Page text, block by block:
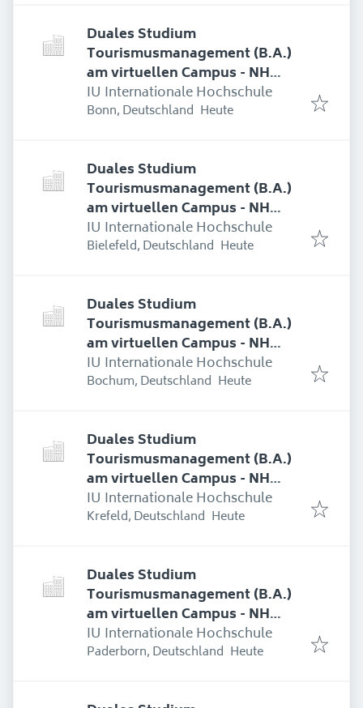
Duales Studium
Tourismusmanagement (B.A.)
am virtuellen Campus - NH
Hotel Bingen
IU Internationale Hochschule
Bonn, Deutschland Erschienen
Heute
Duales Studium
Tourismusmanagement (B.A.)
am virtuellen Campus - NH
Hotel Bingen
IU Internationale Hochschule
Bielefeld, Deutschland Erschienen
Heute
Duales Studium
Tourismusmanagement (B.A.)
am virtuellen Campus - NH
Hotel Bingen
IU Internationale Hochschule
Bochum, Deutschland Erschienen
Heute
Duales Studium
Tourismusmanagement (B.A.)
am virtuellen Campus - NH
Hotel Bingen
IU Internationale Hochschule
Krefeld, Deutschland Erschienen
Heute
Duales Studium
Tourismusmanagement (B.A.)
am virtuellen Campus - NH
Hotel Bingen
IU Internationale Hochschule
Paderborn, Deutschland Erschienen
Heute